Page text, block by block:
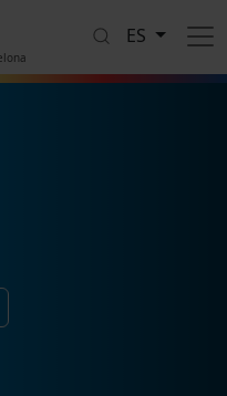
ES